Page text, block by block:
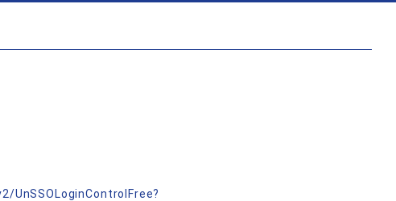
UnSSOLoginControlFree?